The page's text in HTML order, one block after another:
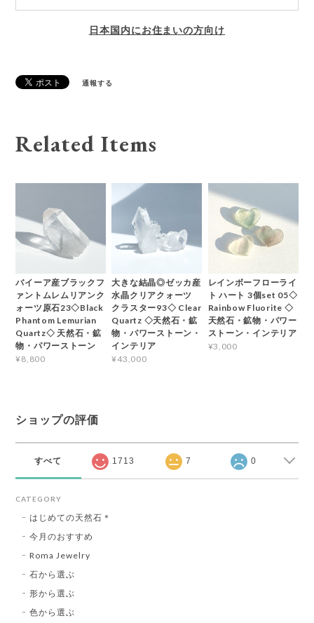
日本国内にお住まいの方向け
通報する
Related Items
バイーア産ブラックフ
ァントムレムリアンク
ォーツ原石23◇Black
Phantom Lemurian
Quartz◇ 天然石・鉱
物・パワーストーン
¥8,800
大きな結晶◎ゼッカ産
水晶クリアクォーツ
クラスター93◇ Clear
Quartz ◇天然石・鉱
物・パワーストーン・
インテリア
¥43,000
レインボーフローライ
ト ハート 3個set 05◇
Rainbow Fluorite ◇
天然石・鉱物・パワー
ストーン・インテリア
¥3,000
ショップの評価
すべて 1713 7 0
CATEGORY
はじめての天然石＊
今月のおすすめ
Roma Jewelry
石から選ぶ
形から選ぶ
色から選ぶ